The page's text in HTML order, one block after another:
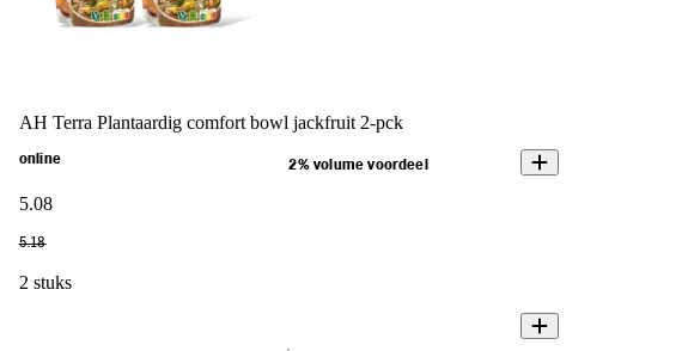
AH Terra Plantaardig comfort bowl jackfruit 2-pck
online 2% volume voordeel
5.08
5.18
2 stuks